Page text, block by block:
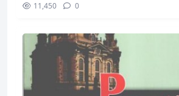
11,450 0